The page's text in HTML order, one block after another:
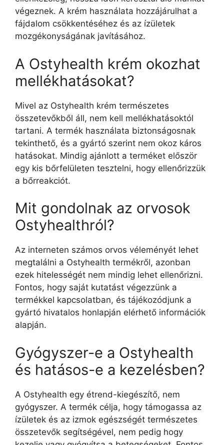
végeznek. A krém használata hozzájárulhat a
fájdalom csökkentéséhez és az ízületek
mozgékonyságának javításához.
A Ostyhealth krém okozhat
mellékhatásokat?
Mivel az Ostyhealth krém természetes
összetevőkből áll, nem kell mellékhatásoktól
tartani. A termék használata biztonságosnak
tekinthető, és a gyártó szerint nem okoz káros
hatásokat. Mindig ajánlott a terméket először
egy kis bőrfelületen tesztelni, hogy ellenőrizzük
a bőrreakciót.
Mit gondolnak az orvosok
Ostyhealthról?
Az interneten számos orvos véleményét lehet
megtalálni a Ostyhealth termékről, azonban
ezek hitelességét nem mindig lehet ellenőrizni.
Fontos, hogy saját kutatást végezzünk a
termékkel kapcsolatban, és tájékozódjunk a
gyártó hivatalos honlapján elérhető információk
alapján.
Gyógyszer-e a Ostyhealth
és hatásos-e a kezelésben?
A Ostyhealth egy étrend-kiegészítő, nem
gyógyszer. A termék célja, hogy támogassa az
ízületek és az izmok egészségét természetes
összetevők segítségével, nem pedig hogy